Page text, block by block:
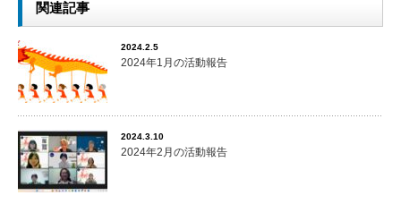
関連記事
2024.2.5
2024年1月の活動報告
2024.3.10
2024年2月の活動報告